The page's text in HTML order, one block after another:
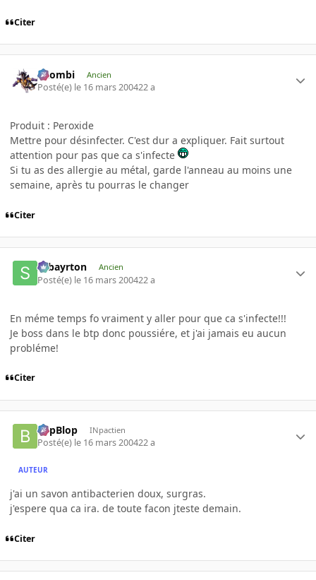
Citer
XZombi Ancien
Posté(e) le 16 mars 200422 a
Produit : Peroxide
Mettre pour désinfecter. C'est dur a expliquer. Fait surtout
attention pour pas que ca s'infecte
Si tu as des allergie au métal, garde l'anneau au moins une
semaine, après tu pourras le changer
Citer
sebayrton Ancien
Posté(e) le 16 mars 200422 a
En méme temps fo vraiment y aller pour que ca s'infecte!!!
Je boss dans le btp donc poussiére, et j'ai jamais eu aucun
probléme!
Citer
BlipBlop INpactien
Posté(e) le 16 mars 200422 a
AUTEUR
j'ai un savon antibacterien doux, surgras.
j'espere qua ca ira. de toute facon jteste demain.
Citer